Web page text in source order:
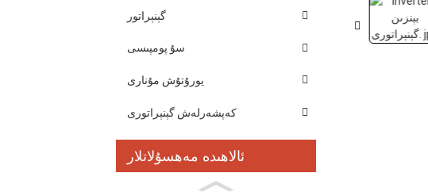
گېنېراتور
سۇ پومپىسى
يورۇتۇش مۇنارى
كەپشەرلەش گېنېراتورى
ئالاھىدە مەھسۇلاتلار